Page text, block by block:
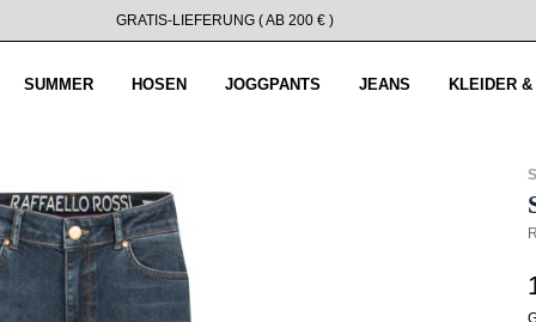
GRATIS-LIEFERUNG ( AB 200 € )
SUMMER HOSEN JOGGPANTS JEANS KLEIDER